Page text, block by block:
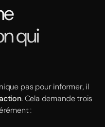
qui
pas pour informer, il
. Cela demande trois
: